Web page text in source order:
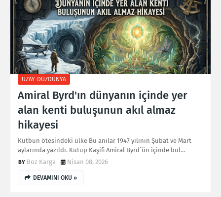
UZAY-DÜZDÜNYA
Amiral Byrd'ın dünyanın içinde yer
alan kenti buluşunun akıl almaz
hikayesi
Kutbun ötesindeki ülke Bu anılar 1947 yılının Şubat ve Mart
aylarında yazıldı. Kutup Kaşifi Amiral Byrd´ün içinde bul…
Boz Karga
Nisan 08, 2026
DEVAMINI OKU »